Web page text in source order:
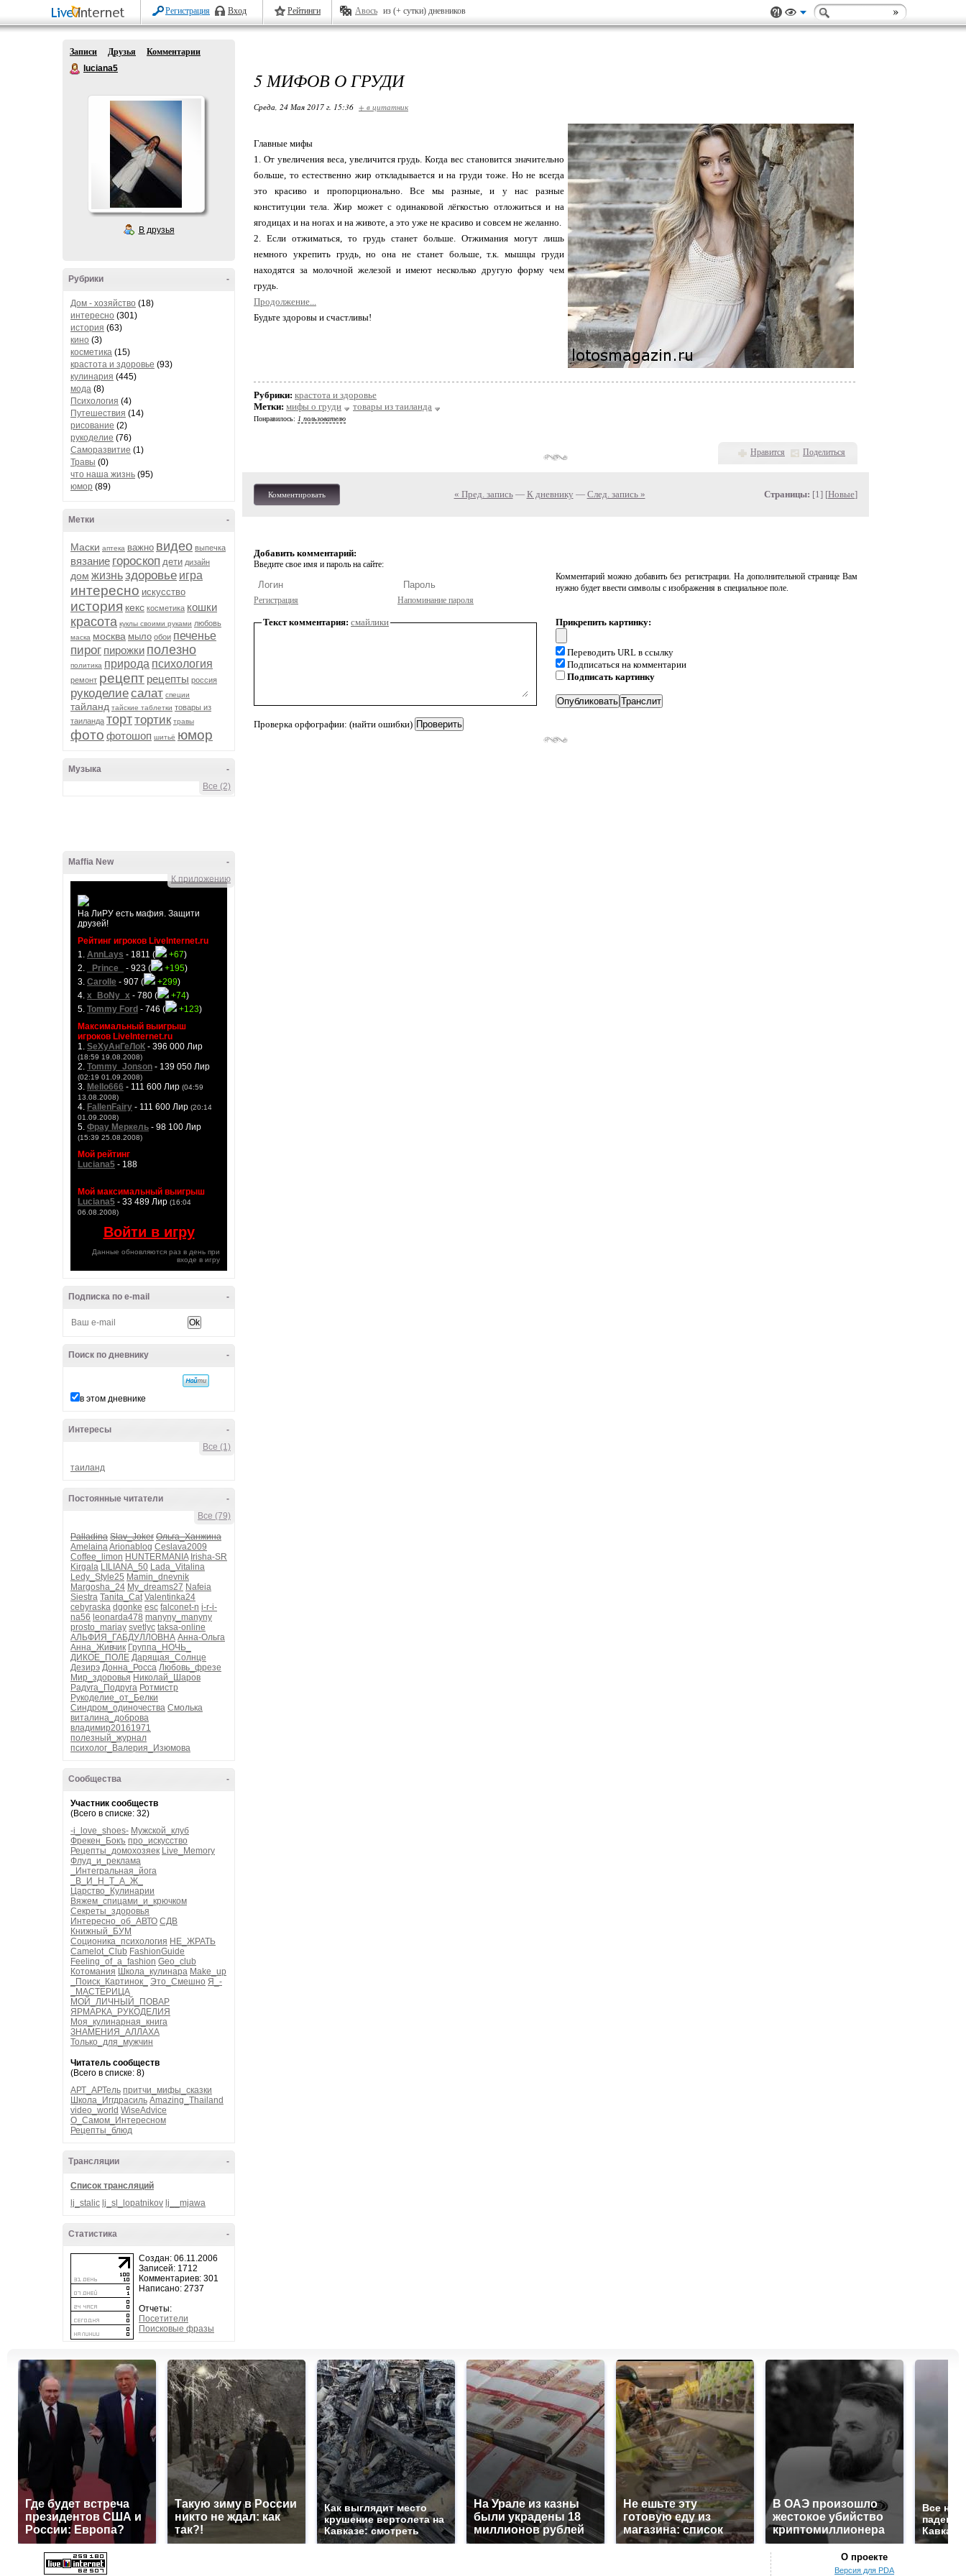
Регистрация Вход Рейтинги Авось из (+ сутки) дневников
Записи Друзья
Комментарии
luciana5
В друзья
-
Рубрики
Дом - хозяйство (18)
интересно (301)
история (63)
кино (3)
косметика (15)
крастота и здоровье (93)
кулинария (445)
мода (8)
Психология (4)
Путешествия (14)
рисование (2)
рукоделие (76)
Саморазвитие (1)
Травы (0)
что наша жизнь (95)
юмор (89)
-
Метки
Маски аптека важно видео выпечка
вязание гороскоп дети дизайн
дом жизньздоровье игра
интересно искусство
история кекс косметика кошки
красота куклы своими руками любовь
маска москва мыло обои печенье
пирог пирожки полезно
политика природа психология
ремонт рецепт рецепты россия
рукоделиесалат специи
тайланд тайские таблетки товары из
таиланда торттортик травы
фото фотошоп шитьё юмор
-
Музыка
Все (2)
-
Maffia New
К приложению
На ЛиРУ есть мафия. Защити
друзей!
Рейтинг игроков LiveInternet.ru
1. AnnLays - 1811 ( +67)
2.
_Prince_ - 923 ( +195)
3. Carolle - 907 ( +299)
4. x_BoNy_x - 780 ( +74)
5. Tommy Ford - 746 ( +123)
Максимальный выигрыш
игроков LiveInternet.ru
1. SeXyАнГеЛоК - 396 000 Лир
(18:59 19.08.2008)
2. Tommy_Jonson - 139 050 Лир
(02:19 01.09.2008)
3. Mello666 - 111 600 Лир (04:59
13.08.2008)
4. FallenFairy - 111 600 Лир (20:14
01.09.2008)
5. Фрау Меркель - 98 100 Лир
(15:39 25.08.2008)
Мой рейтинг
Luciana5 - 188
Мой максимальный выигрыш
Luciana5 - 33 489 Лир (16:04
06.08.2008)
Войти в игру
Данные обновляются раз в день при
входе в игру
-
Подписка по e-mail
-
Поиск по дневнику
в этом дневнике
-
Интересы
Все (1)
таиланд
-
Постоянные читатели
Все (79)
Palladina Slav_Joker Ольга_Ханжина
AmelainaArionablog Ceslava2009
Coffee_limon HUNTERMANIA Irisha-SR
Kirgala LILIANA_50 Lada_Vitalina
Ledy_Style25 Mamin_dnevnik
Margosha_24 My_dreams27 Nafeia
Siestra Tanita_Cat Valentinka24
cebyraska dgonke esc falconet-n i-r-i-
na56 leonarda478 manyny_manyny
prosto_mariay svetlyc taksa-online
АЛЬФИЯ_ГАБДУЛЛОВНА Анна-Ольга
Анна_Живчик Группа_НОЧЬ_
ДИКОЕ_ПОЛЕ Дарящая_Солнце
Дезирэ Донна_Росса Любовь_фрезе
Мир_здоровья Николай_Шаров
Радуга_Подруга Ротмистр
Рукоделие_от_Белки
Синдром_одиночества Смолька
виталина_доброва
владимир20161971
полезный_журнал
психолог_Валерия_Изюмова
-
Сообщества
Участник сообществ
(Всего в списке: 32)
-i_love_shoes- Мужской_клуб
Фрекен_Бокъ про_искусство
Рецепты_домохозяек Live_Memory
Флуд_и_реклама
_Интегральная_йога
_В_И_Н_Т_А_Ж_
Царство_Кулинарии
Вяжем_спицами_и_крючком
Секреты_здоровья
Интересно_об_АВТО СДВ
Книжный_БУМ
Соционика_психология НЕ_ЖРАТЬ
Camelot_Club FashionGuide
Feeling_of_a_fashion Geo_club
Котомания Школа_кулинара Make_up
_Поиск_Картинок_
Это_Смешно Я_-
_МАСТЕРИЦА
МОЙ_ЛИЧНЫЙ_ПОВАР
ЯРМАРКА_РУКОДЕЛИЯ
Моя_кулинарная_книга
ЗНАМЕНИЯ_АЛЛАХА
Только_для_мужчин
Читатель сообществ
(Всего в списке: 8)
АРТ_АРТель притчи_мифы_сказки
Школа_Иггдрасиль Amazing_Thailand
video_world WiseAdvice
О_Самом_Интересном
Рецепты_блюд
-
Трансляции
Список трансляций
lj_stalic lj_sl_lopatnikov lj__mjawa
-
Статистика
Создан: 06.11.2006
Записей: 1712
Комментариев: 301
Написано: 2737
Отчеты:
Посетители
Поисковые фразы
5 МИФОВ О ГРУДИ
Среда, 24 Мая 2017 г. 15:36 + в цитатник
Главные мифы
1. От увеличения веса, увеличится грудь. Когда вес становится значительно
больше, то естественно жир откладывается и на груди тоже. Но не всегда
это красиво и пропорционально. Все мы разные, и у нас разные
конституции тела. Жир может с одинаковой лёгкостью отложиться и на
ягодицах и на ногах и на животе, а это уже не красиво и совсем не желанно.
2. Если отжиматься, то грудь станет больше. Отжимания могут лишь
немного укрепить грудь, но она не станет больше, т.к. мышцы груди
находятся за молочной железой и имеют несколько другую форму чем
грудь.
Продолжение...
Будьте здоровы и счастливы!
Рубрики: крастота и здоровье
Метки: мифы о груди товары из таиланда
Понравилось: 1 пользователю
Нравится Поделиться
Комментировать « Пред. запись— К дневнику — След. запись » Страницы: [1] [Новые]
Добавить комментарий:
Введите свое имя и пароль на сайте:
Регистрация Напоминание пароля
Комментарий можно добавить без регистрации. На дополнительной странице Вам
нужно будет ввести символы с изображения в специальное поле.
Текст комментария: смайлики
Проверка орфографии: (найти ошибки)
Прикрепить картинку:
Переводить URL в ссылку
Подписаться на комментарии
Подписать картинку
Где будет встреча
президентов США и
России: Европа?
Такую зиму в России
никто не ждал: как
так?!
Как выглядит место
крушение вертолета на
Кавказе: смотреть
На Урале из казны
были украдены 18
миллионов рублей
Не ешьте эту
готовую еду из
магазина: список
В ОАЭ произошло
жестокое убийство
криптомиллионера
Все
О проекте
Версия для PDA